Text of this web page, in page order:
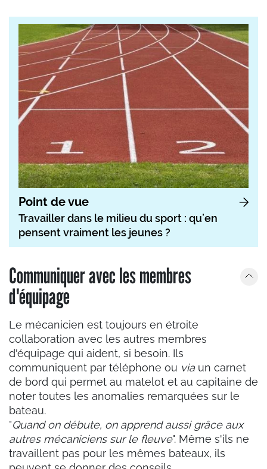
Point de vue
Travailler dans le milieu du sport : qu’en
pensent vraiment les jeunes ?
Communiquer avec les membres
d'équipage
Le mécanicien est toujours en étroite
collaboration avec les autres membres
d'équipage qui aident, si besoin. Ils
communiquent par téléphone ou via un carnet
de bord qui permet au matelot et au capitaine de
noter toutes les anomalies remarquées sur le
bateau.
"Quand on débute, on apprend aussi grâce aux
autres mécaniciens sur le fleuve". Même s'ils ne
travaillent pas pour les mêmes bateaux, ils